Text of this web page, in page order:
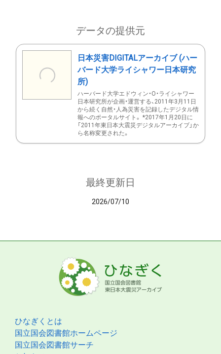
データの提供元
日本災害DIGITALアーカイブ (ハー
バード大学ライシャワー日本研究
所)
ハーバード大学エドウィン・O・ライシャワー
日本研究所が企画・運営する、2011年3月11日
から続く自然・人為災害を記録したデジタル情
報へのポータルサイト。 *2017年1月20日に
「2011年東日本大震災デジタルアーカイブ」か
ら名称変更された。
最終更新日
2026/07/10
ひなぎくとは
国立国会図書館ホームページ
国立国会図書館サーチ